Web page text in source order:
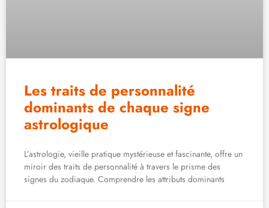
Les traits de personnalité
dominants de chaque signe
astrologique
L’astrologie, vieille pratique mystérieuse et fascinante, offre un
miroir des traits de personnalité à travers le prisme des
signes du zodiaque. Comprendre les attributs dominants